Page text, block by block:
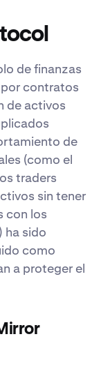
de finanzas
contratos
de activos
de
(como el
traders
sin tener
con los
ha sido
como
a proteger el